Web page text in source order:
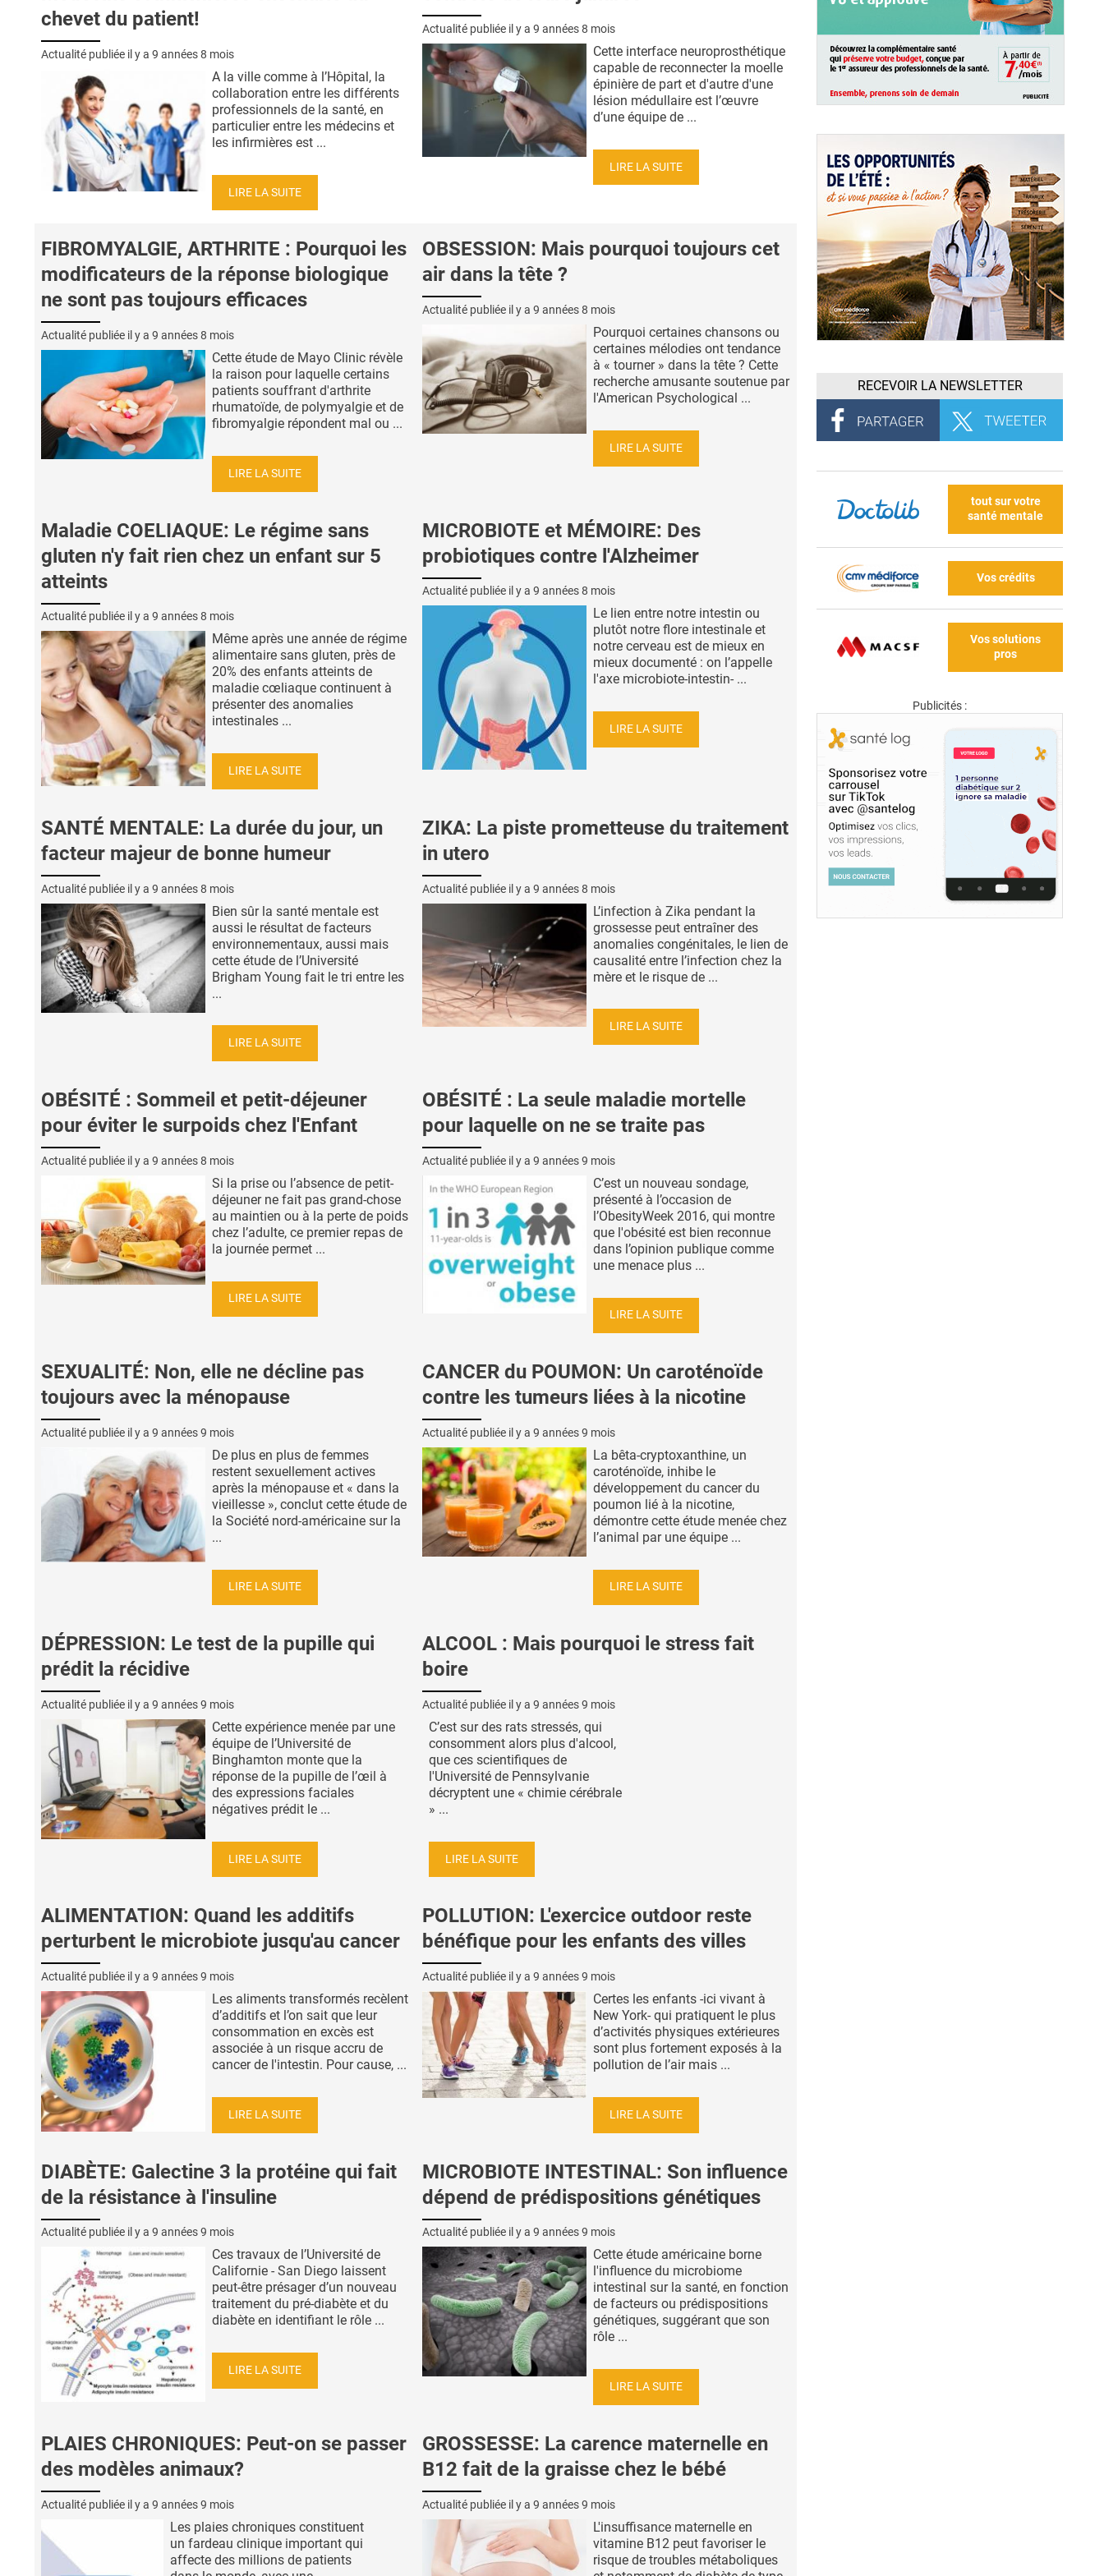
chevet du patient!
Actualité publiée il y a 9 années 8 mois
A la ville comme à l’Hôpital, la
collaboration entre les différents
professionnels de la santé, en
particulier entre les médecins et
les infirmières est ...
LIRE LA SUITE
Actualité publiée il y a 9 années 8 mois
Cette interface neuroprosthétique
capable de reconnecter la moelle
épinière de part et d'autre d'une
lésion médullaire est l’œuvre
d’une équipe de ...
LIRE LA SUITE
FIBROMYALGIE, ARTHRITE : Pourquoi les
modificateurs de la réponse biologique
ne sont pas toujours efficaces
Actualité publiée il y a 9 années 8 mois
Cette étude de Mayo Clinic révèle
la raison pour laquelle certains
patients souffrant d'arthrite
rhumatoïde, de polymyalgie et de
fibromyalgie répondent mal ou ...
LIRE LA SUITE
OBSESSION: Mais pourquoi toujours cet
air dans la tête ?
Actualité publiée il y a 9 années 8 mois
Pourquoi certaines chansons ou
certaines mélodies ont tendance
à « tourner » dans la tête ? Cette
recherche amusante soutenue par
l'American Psychological ...
LIRE LA SUITE
Maladie COELIAQUE: Le régime sans
gluten n'y fait rien chez un enfant sur 5
atteints
Actualité publiée il y a 9 années 8 mois
Même après une année de régime
alimentaire sans gluten, près de
20% des enfants atteints de
maladie cœliaque continuent à
présenter des anomalies
intestinales ...
LIRE LA SUITE
MICROBIOTE et MÉMOIRE: Des
probiotiques contre l'Alzheimer
Actualité publiée il y a 9 années 8 mois
Le lien entre notre intestin ou
plutôt notre flore intestinale et
notre cerveau est de mieux en
mieux documenté : on l’appelle
l'axe microbiote-intestin- ...
LIRE LA SUITE
SANTÉ MENTALE: La durée du jour, un
facteur majeur de bonne humeur
Actualité publiée il y a 9 années 8 mois
Bien sûr la santé mentale est
aussi le résultat de facteurs
environnementaux, aussi mais
cette étude de l’Université
Brigham Young fait le tri entre les
...
LIRE LA SUITE
ZIKA: La piste prometteuse du traitement
in utero
Actualité publiée il y a 9 années 8 mois
L’infection à Zika pendant la
grossesse peut entraîner des
anomalies congénitales, le lien de
causalité entre l’infection chez la
mère et le risque de ...
LIRE LA SUITE
OBÉSITÉ : Sommeil et petit-déjeuner
pour éviter le surpoids chez l'Enfant
Actualité publiée il y a 9 années 8 mois
Si la prise ou l’absence de petit-
déjeuner ne fait pas grand-chose
au maintien ou à la perte de poids
chez l’adulte, ce premier repas de
la journée permet ...
LIRE LA SUITE
OBÉSITÉ : La seule maladie mortelle
pour laquelle on ne se traite pas
Actualité publiée il y a 9 années 9 mois
C’est un nouveau sondage,
présenté à l’occasion de
l’ObesityWeek 2016, qui montre
que l'obésité est bien reconnue
dans l’opinion publique comme
une menace plus ...
LIRE LA SUITE
SEXUALITÉ: Non, elle ne décline pas
toujours avec la ménopause
Actualité publiée il y a 9 années 9 mois
De plus en plus de femmes
restent sexuellement actives
après la ménopause et « dans la
vieillesse », conclut cette étude de
la Société nord-américaine sur la
...
LIRE LA SUITE
CANCER du POUMON: Un caroténoïde
contre les tumeurs liées à la nicotine
Actualité publiée il y a 9 années 9 mois
La bêta-cryptoxanthine, un
caroténoïde, inhibe le
développement du cancer du
poumon lié à la nicotine,
démontre cette étude menée chez
l’animal par une équipe ...
LIRE LA SUITE
DÉPRESSION: Le test de la pupille qui
prédit la récidive
Actualité publiée il y a 9 années 9 mois
Cette expérience menée par une
équipe de l’Université de
Binghamton monte que la
réponse de la pupille de l’œil à
des expressions faciales
négatives prédit le ...
LIRE LA SUITE
ALCOOL : Mais pourquoi le stress fait
boire
Actualité publiée il y a 9 années 9 mois
C’est sur des rats stressés, qui
consomment alors plus d'alcool,
que ces scientifiques de
l'Université de Pennsylvanie
décryptent une « chimie cérébrale
» ...
LIRE LA SUITE
ALIMENTATION: Quand les additifs
perturbent le microbiote jusqu'au cancer
Actualité publiée il y a 9 années 9 mois
Les aliments transformés recèlent
d’additifs et l’on sait que leur
consommation en excès est
associée à un risque accru de
cancer de l'intestin. Pour cause, ...
LIRE LA SUITE
POLLUTION: L'exercice outdoor reste
bénéfique pour les enfants des villes
Actualité publiée il y a 9 années 9 mois
Certes les enfants -ici vivant à
New York- qui pratiquent le plus
d’activités physiques extérieures
sont plus fortement exposés à la
pollution de l’air mais ...
LIRE LA SUITE
DIABÈTE: Galectine 3 la protéine qui fait
de la résistance à l'insuline
Actualité publiée il y a 9 années 9 mois
Ces travaux de l’Université de
Californie - San Diego laissent
peut-être présager d’un nouveau
traitement du pré-diabète et du
diabète en identifiant le rôle ...
LIRE LA SUITE
MICROBIOTE INTESTINAL: Son influence
dépend de prédispositions génétiques
Actualité publiée il y a 9 années 9 mois
Cette étude américaine borne
l'influence du microbiome
intestinal sur la santé, en fonction
de facteurs ou prédispositions
génétiques, suggérant que son
rôle ...
LIRE LA SUITE
PLAIES CHRONIQUES: Peut-on se passer
des modèles animaux?
Actualité publiée il y a 9 années 9 mois
Les plaies chroniques constituent
un fardeau clinique important qui
affecte des millions de patients
GROSSESSE: La carence maternelle en
B12 fait de la graisse chez le bébé
Actualité publiée il y a 9 années 9 mois
L'insuffisance maternelle en
vitamine B12 peut favoriser le
risque de troubles métaboliques
RECEVOIR LA NEWSLETTER
tout sur votre
santé mentale
Vos crédits
Vos solutions
pros
Publicités :